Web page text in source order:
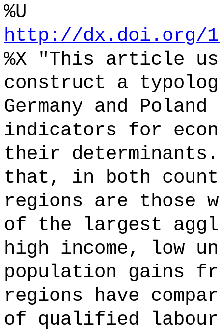
%U
http://dx.doi.org/
%X "This article
construct a
Germany and
indicators for
their
that, in both
regions are
of the largest
high income, low
population gains
regions have
of qualified